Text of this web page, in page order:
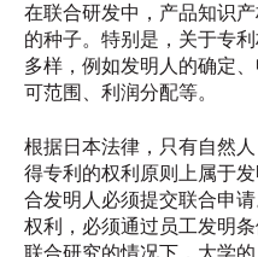
在联合研发中，产品知识
的种子。特别是，关于专
多样，例如发明人的确定
可范围、利润分配等。
根据日本法律，只有自然
得专利的权利原则上属于
合发明人必须提交联合申
权利，必须通过员工发明
联合研究的情况下，大学